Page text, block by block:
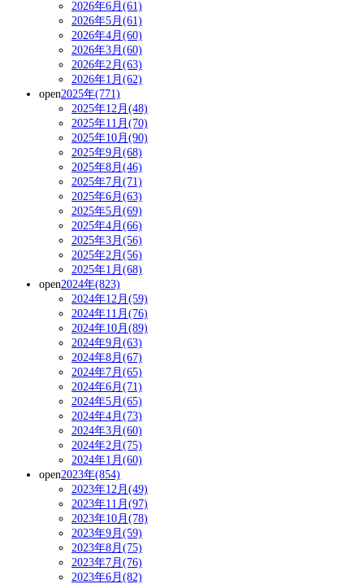
2026年6月(61)
2026年5月(61)
2026年4月(60)
2026年3月(60)
2026年2月(63)
2026年1月(62)
open2025年(771)
2025年12月(48)
2025年11月(70)
2025年10月(90)
2025年9月(68)
2025年8月(46)
2025年7月(71)
2025年6月(63)
2025年5月(69)
2025年4月(66)
2025年3月(56)
2025年2月(56)
2025年1月(68)
open2024年(823)
2024年12月(59)
2024年11月(76)
2024年10月(89)
2024年9月(63)
2024年8月(67)
2024年7月(65)
2024年6月(71)
2024年5月(65)
2024年4月(73)
2024年3月(60)
2024年2月(75)
2024年1月(60)
open2023年(854)
2023年12月(49)
2023年11月(97)
2023年10月(78)
2023年9月(59)
2023年8月(75)
2023年7月(76)
2023年6月(82)